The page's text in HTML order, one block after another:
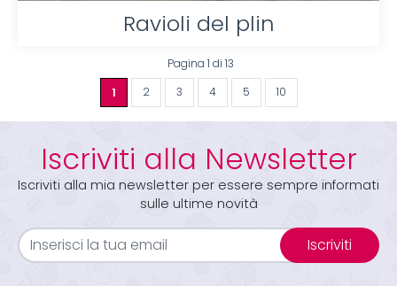
Ravioli del plin
Pagina 1 di 13
1 2 3 4 5 10
Iscriviti alla Newsletter
Iscriviti alla mia newsletter per essere sempre informati
sulle ultime novità
Iscriviti